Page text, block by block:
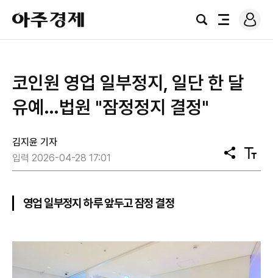
아
주
경
검
전
로
그
코인원 영업 일부정지, 일단 한 달
유예…법원 "잠정정지 결정"
김지윤 기자
입력 2026-04-28 17:01
공
유
텍
스
영업 일부정지 하루 앞두고 잠정 결정